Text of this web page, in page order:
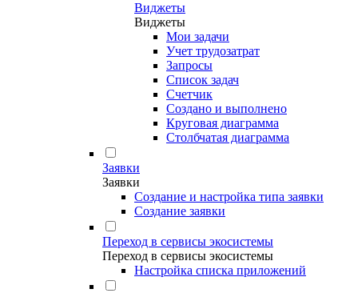
Виджеты
Виджеты
Мои задачи
Учет трудозатрат
Запросы
Список задач
Счетчик
Создано и выполнено
Круговая диаграмма
Столбчатая диаграмма
Заявки
Заявки
Создание и настройка типа заявки
Создание заявки
Переход в сервисы экосистемы
Переход в сервисы экосистемы
Настройка списка приложений